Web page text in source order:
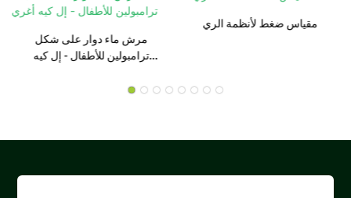
مرش ماء دوار على شكل
ترامبولين للأطفال - إل كيه
مقياس ضغط لأنظمة الري